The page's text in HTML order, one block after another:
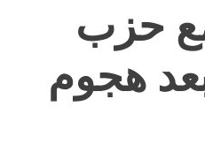
مع حزب
هجوم